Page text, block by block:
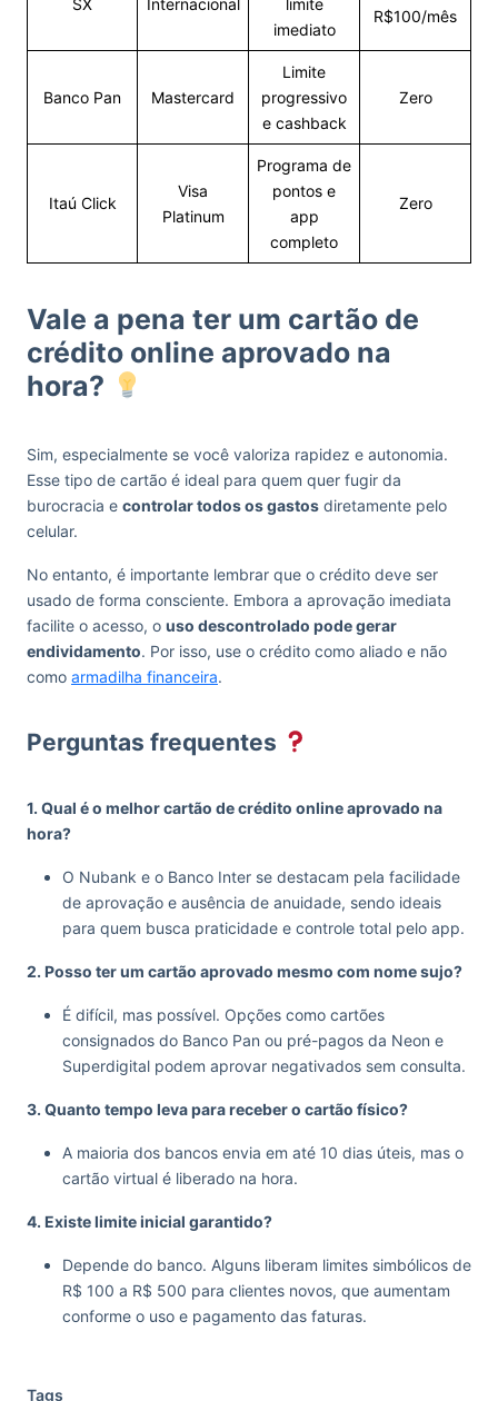
SX Internacional
limite
imediato
R$100/mês
Banco Pan Mastercard
Limite
progressivo
e cashback
Zero
Itaú Click
Visa
Platinum
Programa de
pontos e
app
completo
Zero
Vale a pena ter um cartão de
crédito online aprovado na
hora?
Sim, especialmente se você valoriza rapidez e autonomia.
Esse tipo de cartão é ideal para quem quer fugir da
burocracia e controlar todos os gastos diretamente pelo
celular.
No entanto, é importante lembrar que o crédito deve ser
usado de forma consciente. Embora a aprovação imediata
facilite o acesso, o uso descontrolado pode gerar
endividamento. Por isso, use o crédito como aliado e não
como armadilha financeira.
Perguntas frequentes
1. Qual é o melhor cartão de crédito online aprovado na
hora?
O Nubank e o Banco Inter se destacam pela facilidade
de aprovação e ausência de anuidade, sendo ideais
para quem busca praticidade e controle total pelo app.
2. Posso ter um cartão aprovado mesmo com nome sujo?
É difícil, mas possível. Opções como cartões
consignados do Banco Pan ou pré-pagos da Neon e
Superdigital podem aprovar negativados sem consulta.
3. Quanto tempo leva para receber o cartão físico?
A maioria dos bancos envia em até 10 dias úteis, mas o
cartão virtual é liberado na hora.
4. Existe limite inicial garantido?
Depende do banco. Alguns liberam limites simbólicos de
R$ 100 a R$ 500 para clientes novos, que aumentam
conforme o uso e pagamento das faturas.
Tags